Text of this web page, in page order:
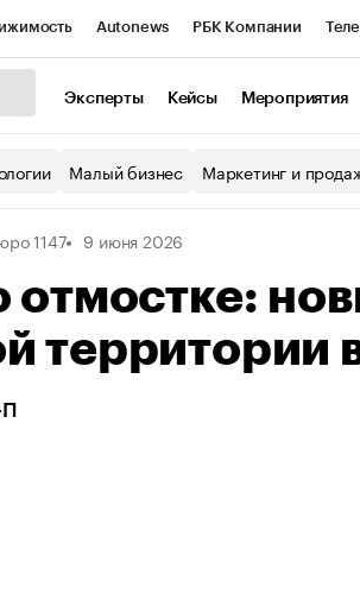
Autonews РБК Компании
Экономика
Эксперты Кейсы Мероприятия
Малый бизнес Маркетинг и
1147 9 июня 2026
отмостке:
территории